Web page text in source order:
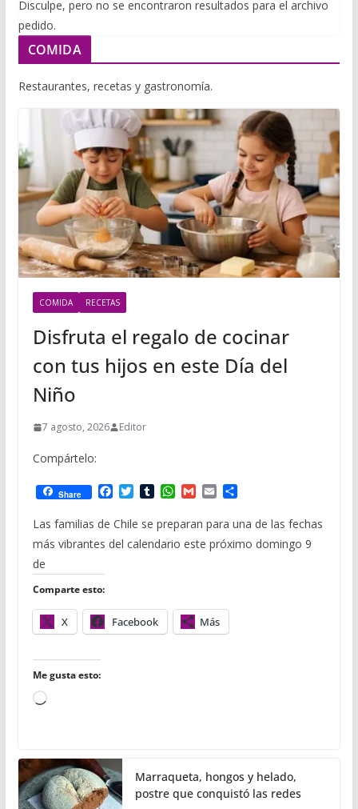
Disculpe, pero no se encontraron resultados para el archivo
pedido.
COMIDA
Restaurantes, recetas y gastronomía.
COMIDA RECETAS
Disfruta el regalo de cocinar
con tus hijos en este Día del
Niño
7 agosto, 2026 Editor
Compártelo:
Share
F
c
b
T
i
t
T
m
b
l
W
a
t
s
G
a
l
E
a
l
C
m
a
Las familias de Chile se preparan para una de las fechas
más vibrantes del calendario este próximo domingo 9
de
Comparte esto:
X Facebook Más
Me gusta esto:
C
g
a
n
Marraqueta, hongos y helado,
postre que conquistó las redes
m
a
t
i